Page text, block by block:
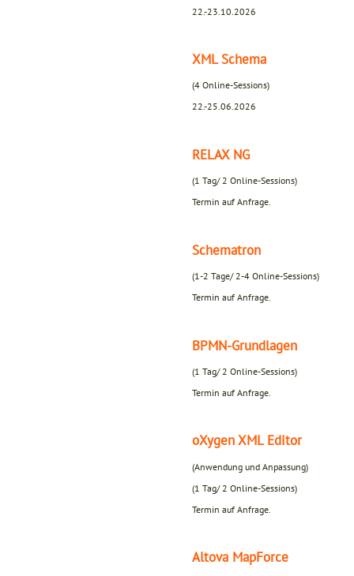
22.-23.10.2026
XML Schema
(4 Online-Sessions)
22.-25.06.2026
RELAX NG
(1 Tag/ 2 Online-Sessions)
Termin auf Anfrage.
Schematron
(1-2 Tage/ 2-4 Online-Sessions)
Termin auf Anfrage.
BPMN-Grundlagen
(1 Tag/ 2 Online-Sessions)
Termin auf Anfrage.
oXygen XML Editor
(Anwendung und Anpassung)
(1 Tag/ 2 Online-Sessions)
Termin auf Anfrage.
Altova MapForce